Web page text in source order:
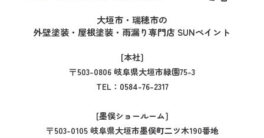
大垣市・瑞穂市の
外壁塗装・屋根塗装・雨漏り専門店 SUNペイント
[本社]
〒503-0806 岐阜県大垣市緑園75-3
TEL： 0584-76-2317
[墨俣ショールーム]
〒503-0105 岐阜県大垣市墨俣町二ツ木190番地